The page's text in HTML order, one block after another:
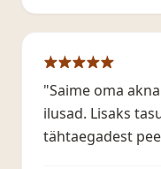
"Saime oma
ilusad. Lisaks
tähtaegadest